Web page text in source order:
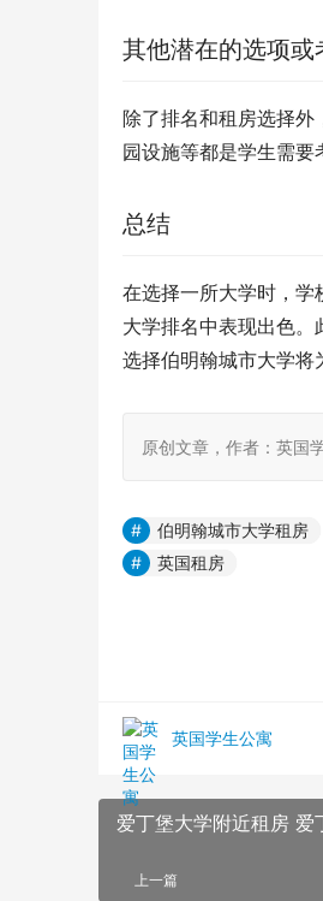
其他潜在的选项或
除了排名和租房选择
园设施等都是学生需要
总结
在选择一所大学时，学
大学排名中表现出色。
选择伯明翰城市大学将
原创文章，作者：英
伯明翰城市大学租房
英国租房
英国学生公寓
爱丁堡大学附近租房 爱
上一篇